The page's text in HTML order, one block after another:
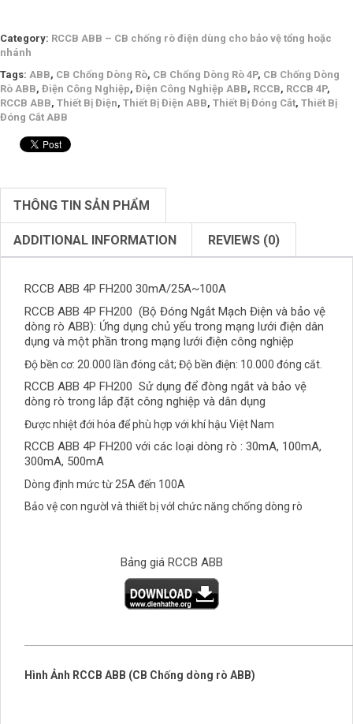
Category: RCCB ABB – CB chống rò điện dùng cho bảo vệ tổng hoặc
nhánh
Tags: ABB, CB Chống Dòng Rò, CB Chống Dòng Rò 4P, CB Chống Dòng
Rò ABB, Điện Công Nghiệp, Điện Công Nghiệp ABB, RCCB, RCCB 4P,
RCCB ABB, Thiết Bị Điện, Thiết Bị Điện ABB, Thiết Bị Đóng Cắt, Thiết Bị
Đóng Cắt ABB
THÔNG TIN SẢN PHẨM
ADDITIONAL INFORMATION REVIEWS (0)
RCCB ABB 4P FH200 30mA/25A~100A
RCCB ABB 4P FH200 (Bộ Đóng Ngắt Mạch Điện và bảo vệ
dòng rò ABB): Ứng dụng chủ yếu trong mạng lưới điện dân
dụng và một phần trong mạng lưới điện công nghiệp
Độ bền cơ: 20.000 lần đóng cắt; Độ bền điện: 10.000 đóng cắt.
RCCB ABB 4P FH200 Sử dụng để đòng ngắt và bảo vệ
dòng rò trong lắp đặt công nghiệp và dân dụng
Được nhiệt đới hóa để phù hợp với khí hậu Việt Nam
RCCB ABB 4P FH200 với các loại dòng rò : 30mA, 100mA,
300mA, 500mA
Dòng định mức từ 25A đến 100A
Bảo vệ con ngườI và thiết bị vớI chức năng chống dòng rò
Bảng giá RCCB ABB
Hình Ảnh RCCB ABB (CB Chống dòng rò ABB)